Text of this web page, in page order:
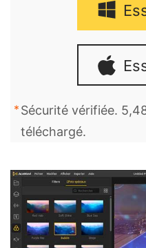
Sécurité vérifiée.
téléchargé.